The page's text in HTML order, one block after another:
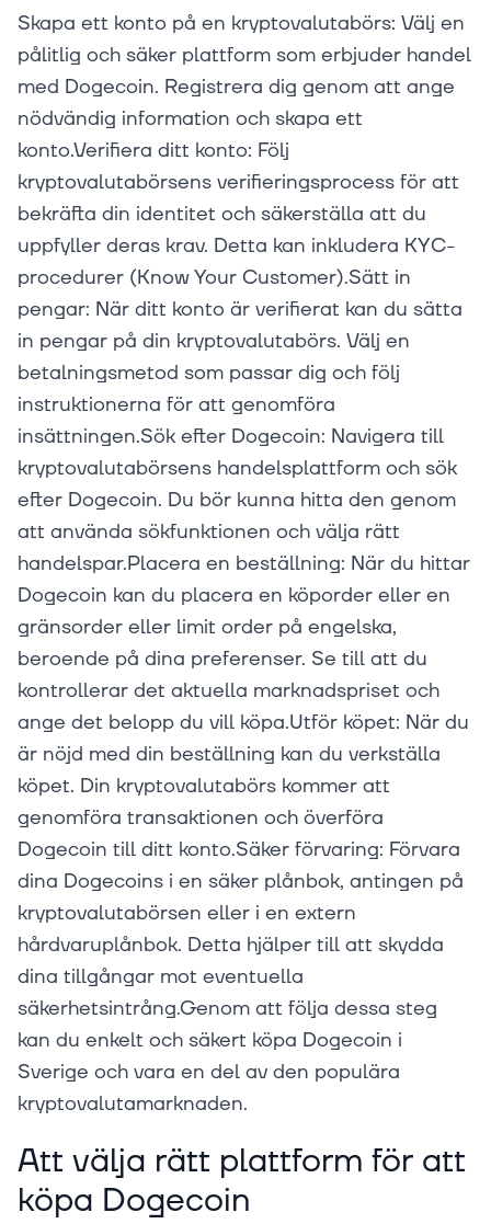
Skapa ett konto på en kryptovalutabörs: Välj en
pålitlig och säker plattform som erbjuder handel
med Dogecoin. Registrera dig genom att ange
nödvändig information och skapa ett
konto.Verifiera ditt konto: Följ
kryptovalutabörsens verifieringsprocess för att
bekräfta din identitet och säkerställa att du
uppfyller deras krav. Detta kan inkludera KYC-
procedurer (Know Your Customer).Sätt in
pengar: När ditt konto är verifierat kan du sätta
in pengar på din kryptovalutabörs. Välj en
betalningsmetod som passar dig och följ
instruktionerna för att genomföra
insättningen.Sök efter Dogecoin: Navigera till
kryptovalutabörsens handelsplattform och sök
efter Dogecoin. Du bör kunna hitta den genom
att använda sökfunktionen och välja rätt
handelspar.Placera en beställning: När du hittar
Dogecoin kan du placera en köporder eller en
gränsorder eller limit order på engelska,
beroende på dina preferenser. Se till att du
kontrollerar det aktuella marknadspriset och
ange det belopp du vill köpa.Utför köpet: När du
är nöjd med din beställning kan du verkställa
köpet. Din kryptovalutabörs kommer att
genomföra transaktionen och överföra
Dogecoin till ditt konto.Säker förvaring: Förvara
dina Dogecoins i en säker plånbok, antingen på
kryptovalutabörsen eller i en extern
hårdvaruplånbok. Detta hjälper till att skydda
dina tillgångar mot eventuella
säkerhetsintrång.Genom att följa dessa steg
kan du enkelt och säkert köpa Dogecoin i
Sverige och vara en del av den populära
kryptovalutamarknaden.
Att välja rätt plattform för att
köpa Dogecoin